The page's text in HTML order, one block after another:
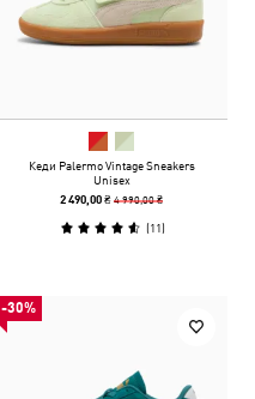
Кеди Palermo Vintage Sneakers
Unisex
2 490,00 ₴4 990,00 ₴
(11)
-30%